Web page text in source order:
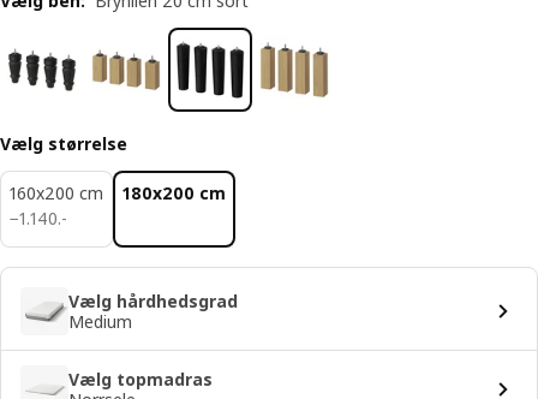
Vælg størrelse
160x200 cm
−1.140.-
1140.-
180x200 cm
Vælg hårdhedsgrad
Medium
Vælg topmadras